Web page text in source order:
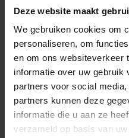
Deze website maakt
We gebruiken cookies om
personaliseren, om
en om ons websiteverkeer
informatie over uw gebruik
partners voor social
partners kunnen deze
informatie die u aan ze
verzameld op basis van
Connect 3-in-1 Grill
(Tosti/Wafel/Panini) BK
€42,99 Incl. btw
€35,53 Excl. btw
Beschikbaar